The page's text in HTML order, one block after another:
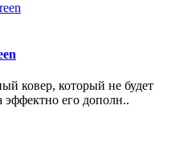
ковер, который не будет
эффектно его дополн..